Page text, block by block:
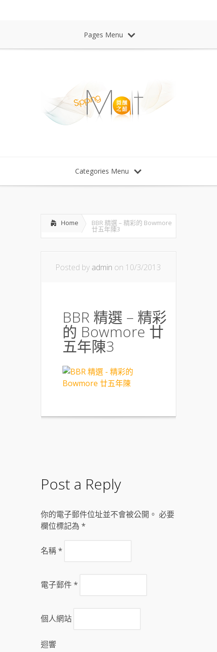
Pages Menu
Categories Menu
Home BBR 精選 – 精彩的 Bowmore
廿五年陳3
Posted by admin on 10/3/2013
BBR 精選 – 精彩
的 Bowmore 廿
五年陳3
Post a Reply
你的電子郵件位址並不會被公開。 必要
欄位標記為 *
名稱*
電子郵件*
個人網站
迴響